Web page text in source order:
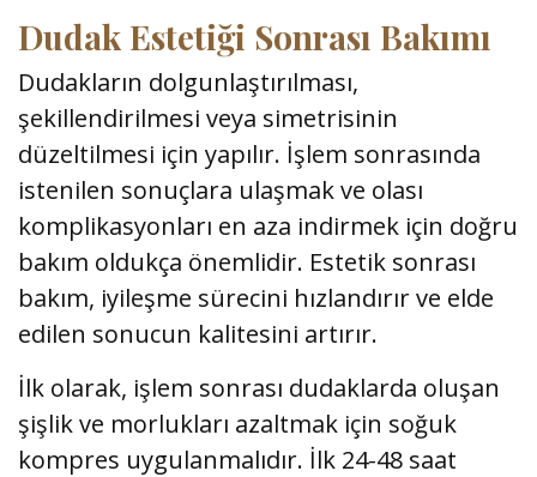
Dudak Estetiği Sonrası Bakımı
Dudakların dolgunlaştırılması,
şekillendirilmesi veya simetrisinin
düzeltilmesi için yapılır. İşlem sonrasında
istenilen sonuçlara ulaşmak ve olası
komplikasyonları en aza indirmek için doğru
bakım oldukça önemlidir. Estetik sonrası
bakım, iyileşme sürecini hızlandırır ve elde
edilen sonucun kalitesini artırır.
İlk olarak, işlem sonrası dudaklarda oluşan
şişlik ve morlukları azaltmak için soğuk
kompres uygulanmalıdır. İlk 24-48 saat